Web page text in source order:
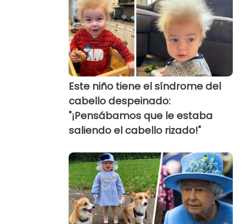
Este niño tiene el síndrome del
cabello despeinado:
"¡Pensábamos que le estaba
saliendo el cabello rizado!"